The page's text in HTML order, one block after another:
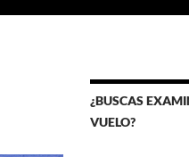
¿BUSCAS
VUELO?